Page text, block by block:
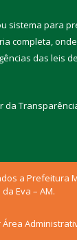
sistema para
completa,
das leis
da
a Prefeitura
da Eva – AM.
Área